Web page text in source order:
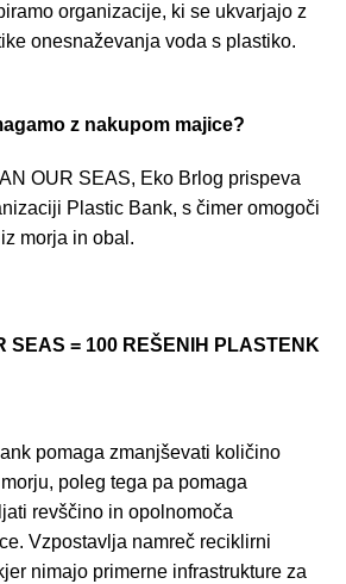
organizacije, ki se ukvarjajo z
onesnaževanja voda s plastiko.
z nakupom majice?
OUR SEAS, Eko Brlog prispeva
Plastic Bank, s čimer omogoči
morja in obal.
SEAS = 100 REŠENIH PLASTENK
pomaga zmanjševati količino
poleg tega pa pomaga
revščino in opolnomoča
Vzpostavlja namreč reciklirni
nimajo primerne infrastrukture za